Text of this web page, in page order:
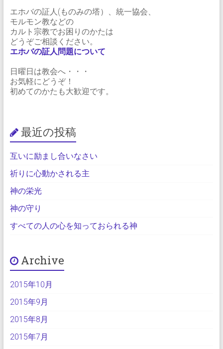
エホバの証人(ものみの塔）、統一協会、
モルモン教などの
カルト宗教でお困りのかたは
どうぞご相談ください。
エホバの証人問題について
日曜日は教会へ・・・
お気軽にどうぞ！
初めてのかたも大歓迎です。
最近の投稿
互いに励まし合いなさい
祈りに心動かされる主
神の栄光
神の守り
すべての人の心を知っておられる神
Archive
2015年10月
2015年9月
2015年8月
2015年7月